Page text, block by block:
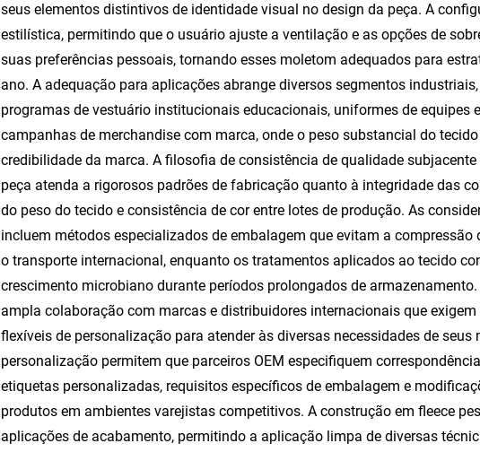
seus elementos distintivos de identidade visual no design da peça. A
estilística, permitindo que o usuário ajuste a ventilação e as opções de
suas preferências pessoais, tornando esses moletom adequados para
ano. A adequação para aplicações abrange diversos segmentos
programas de vestuário institucionais educacionais, uniformes de equipes
campanhas de merchandise com marca, onde o peso substancial do
credibilidade da marca. A filosofia de consistência de qualidade
peça atenda a rigorosos padrões de fabricação quanto à integridade das
do peso do tecido e consistência de cor entre lotes de produção. As
incluem métodos especializados de embalagem que evitam a
o transporte internacional, enquanto os tratamentos aplicados ao tecido
crescimento microbiano durante períodos prolongados de
ampla colaboração com marcas e distribuidores internacionais que
flexíveis de personalização para atender às diversas necessidades de
personalização permitem que parceiros OEM especifiquem
etiquetas personalizadas, requisitos específicos de embalagem e
produtos em ambientes varejistas competitivos. A construção em fleece
aplicações de acabamento, permitindo a aplicação limpa de diversas